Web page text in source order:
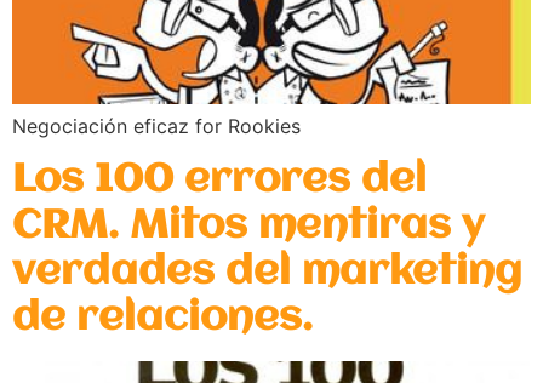
Negociación eficaz for Rookies
Los 100 errores del
CRM. Mitos mentiras y
verdades del marketing
de relaciones.